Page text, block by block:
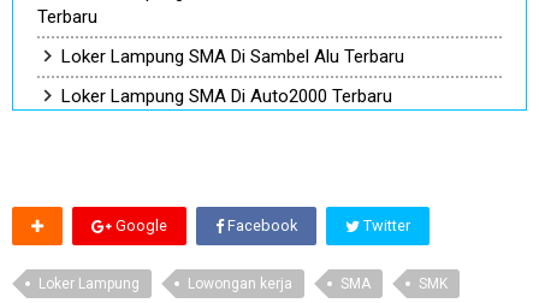
Terbaru
Loker Lampung SMA Di Sambel Alu Terbaru
Loker Lampung SMA Di Auto2000 Terbaru
Google Facebook Twitter
Loker Lampung Lowongan kerja SMA SMK